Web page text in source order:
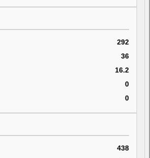
292
36
16.2
0
0
438